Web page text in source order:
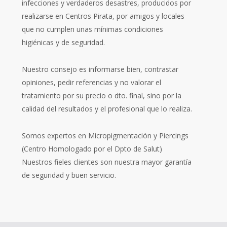
infecciones y verdaderos desastres, producidos por
realizarse en Centros Pirata, por amigos y locales
que no cumplen unas mínimas condiciones
higiénicas y de seguridad.
Nuestro consejo es informarse bien, contrastar
opiniones, pedir referencias y no valorar el
tratamiento por su precio o dto. final, sino por la
calidad del resultados y el profesional que lo realiza.
Somos expertos en Micropigmentación y Piercings
(Centro Homologado por el Dpto de Salut)
Nuestros fieles clientes son nuestra mayor garantía
de seguridad y buen servicio.